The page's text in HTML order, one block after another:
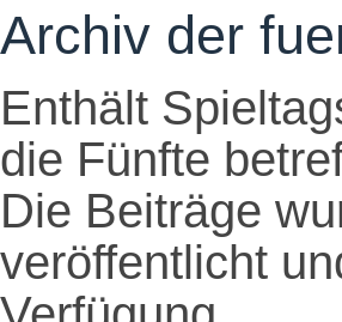
Archiv der
Enthält
die Fünfte
Die Beiträge
veröffentlicht